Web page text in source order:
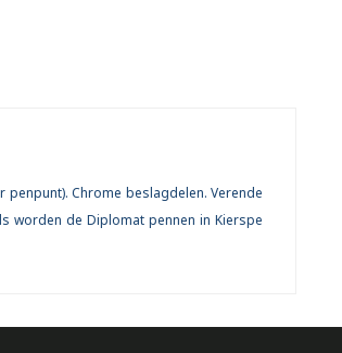
Chrome beslagdelen. Verende
worden de Diplomat pennen in Kierspe